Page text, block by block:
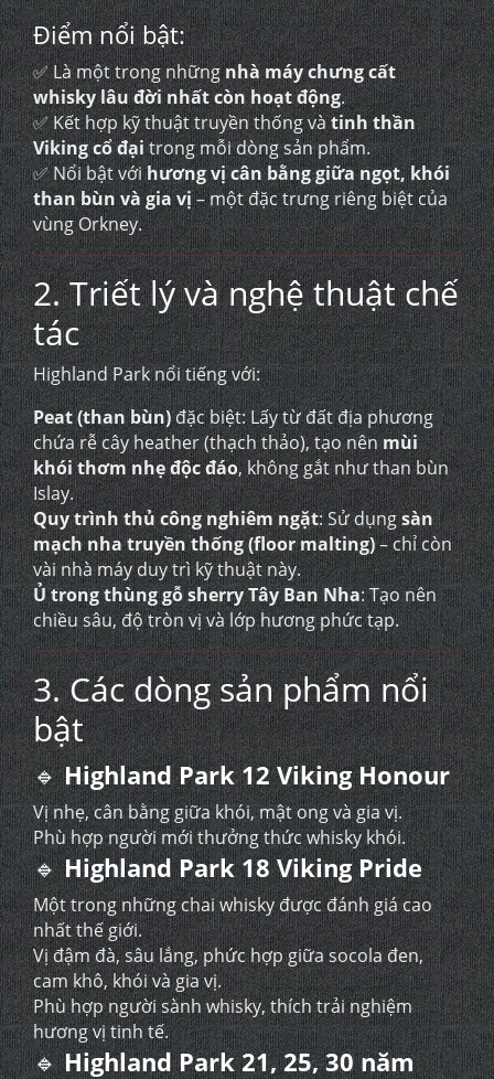
Điểm nổi bật:
✅ Là một trong nhữngnhà máy chưng cất
whisky lâu đời nhất còn hoạt động.
✅ Kết hợp kỹ thuật truyền thống vàtinh thần
Viking cổ đạitrong mỗi dòng sản phẩm.
✅ Nổi bật vớihương vị cân bằng giữa ngọt, khói
than bùn và gia vị– một đặc trưng riêng biệt của
vùng Orkney.
2. Triết lý và nghệ thuật chế
tác
Highland Park nổi tiếng với:
Peat (than bùn)đặc biệt: Lấy từ đất địa phương
chứa rễ cây heather (thạch thảo), tạo nênmùi
khói thơm nhẹ độc đáo, không gắt như than bùn
Islay.
Quy trình thủ công nghiêm ngặt: Sử dụngsàn
mạch nha truyền thống (floor malting)– chỉ còn
vài nhà máy duy trì kỹ thuật này.
Ủ trong thùng gỗ sherry Tây Ban Nha: Tạo nên
chiều sâu, độ tròn vị và lớp hương phức tạp.
3. Các dòng sản phẩm nổi
bật
🔹Highland Park 12 Viking Honour
Vị nhẹ, cân bằng giữa khói, mật ong và gia vị.
Phù hợp người mới thưởng thức whisky khói.
🔹Highland Park 18 Viking Pride
Một trong những chai whisky được đánh giá cao
nhất thế giới.
Vị đậm đà, sâu lắng, phức hợp giữa socola đen,
cam khô, khói và gia vị.
Phù hợp người sành whisky, thích trải nghiệm
hương vị tinh tế.
🔹Highland Park 21, 25, 30 năm